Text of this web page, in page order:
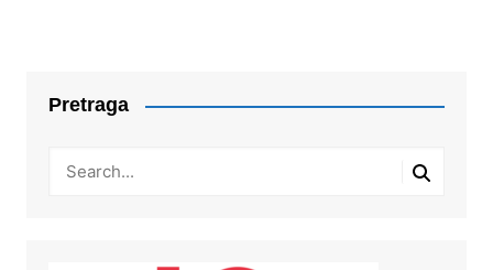
Pretraga